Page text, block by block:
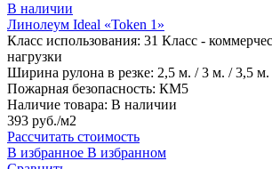
В наличии
Линолеум Ideal «Token 1»
Класс использования: 31 Класс -
нагрузки
Ширина рулона в резке: 2,5 м. / 3 м. / 3,5 м.
Пожарная безопасность: КМ5
Наличие товара: В наличии
393 руб./м2
Рассчитать стоимость
В избранное В избранном